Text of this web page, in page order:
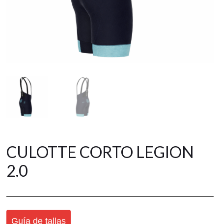
CULOTTE CORTO LEGION
2.0
Guía de tallas